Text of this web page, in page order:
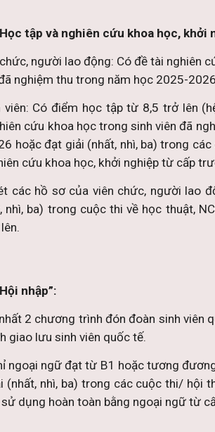
tập và nghiên cứu khoa học, khởi
người lao động: Có đề tài nghiên
nghiệm thu trong năm học 2025-
Có điểm học tập từ 8,5 trở lên
cứu khoa học trong sinh viên đã
hoặc đạt giải (nhất, nhì, ba) trong
cứu khoa học, khởi nghiệp từ cấp
các hồ sơ của viên chức, người lao
nhì, ba) trong cuộc thi về học thuật,
nhập”:
2 chương trình đón đoàn sinh viên
giao lưu sinh viên quốc tế.
ngoại ngữ đạt từ B1 hoặc tương
(nhất, nhì, ba) trong các cuộc thi/ hội
sử dụng hoàn toàn bằng ngoại ngữ từ